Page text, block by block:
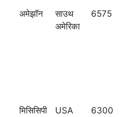
अमेझॉन
साउथ
अमेरिका
6575
मिसिसिपी USA 6300